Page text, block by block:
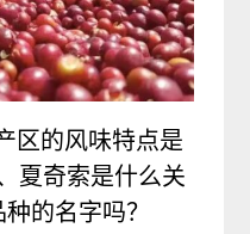
区的风味特点是
夏奇索是什么关
的名字吗？